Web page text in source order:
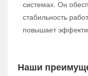
системах. Он
стабильность
повышает
Наши